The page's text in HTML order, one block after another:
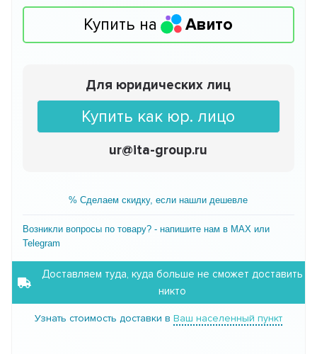
Купить на Авито
Для юридических лиц
Купить как юр. лицо
ur@ita-group.ru
% Сделаем скидку, если нашли дешевле
Возникли вопросы по товару? - напишите нам в MAX или
Telegram
Доставляем туда, куда больше не сможет доставить
никто
Узнать стоимость доставки в Ваш населенный пункт